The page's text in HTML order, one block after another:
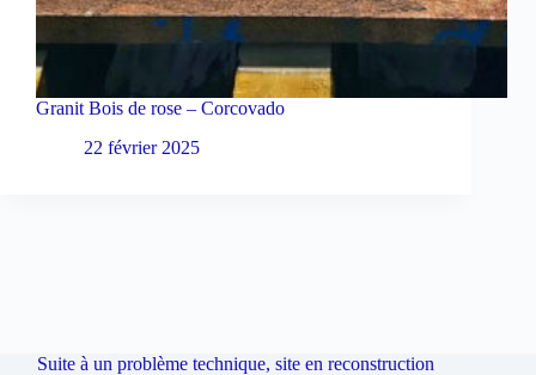
Granit Bois de rose – Corcovado
22 février 2025
Suite à un problème technique, site en reconstruction